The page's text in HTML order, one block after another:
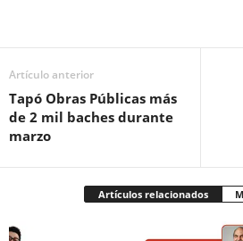
Artículo anterior
Tapó Obras Públicas más
de 2 mil baches durante
marzo
Artículos relacionados